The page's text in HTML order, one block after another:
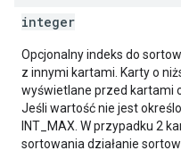
integer
Opcjonalny indeks do
z innymi kartami. Karty o
wyświetlane przed kartami
Jeśli wartość nie jest
INT_MAX. W przypadku 2
sortowania działanie